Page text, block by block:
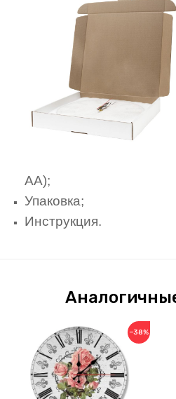
АА);
Упаковка;
Инструкция.
−38%